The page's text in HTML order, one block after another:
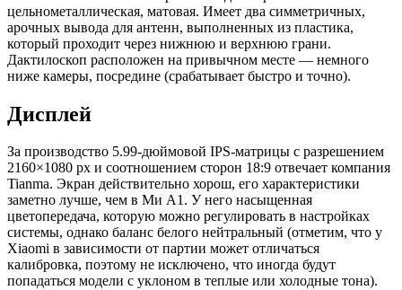
цельнометаллическая, матовая. Имеет два симметричных,
арочных вывода для антенн, выполненных из пластика,
который проходит через нижнюю и верхнюю грани.
Дактилоскоп расположен на привычном месте — немного
ниже камеры, посредине (срабатывает быстро и точно).
Дисплей
За производство 5.99-дюймовой IPS-матрицы с разрешением
2160×1080 px и соотношением сторон 18:9 отвечает компания
Tianma. Экран действительно хорош, его характеристики
заметно лучше, чем в Ми А1. У него насыщенная
цветопередача, которую можно регулировать в настройках
системы, однако баланс белого нейтральный (отметим, что у
Xiaomi в зависимости от партии может отличаться
калибровка, поэтому не исключено, что иногда будут
попадаться модели с уклоном в теплые или холодные тона).